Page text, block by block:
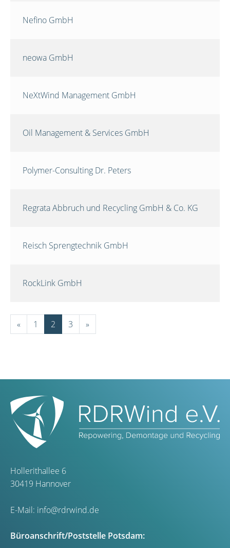
Nefino GmbH
neowa GmbH
NeXtWind Management GmbH
Oil Management & Services GmbH
Polymer-Consulting Dr. Peters
Regrata Abbruch und Recycling GmbH & Co. KG
Reisch Sprengtechnik GmbH
RockLink GmbH
« 1 2 3 »
Hollerithallee 6
30419 Hannover
E-Mail: info@rdrwind.de
Büroanschrift/Poststelle Potsdam: